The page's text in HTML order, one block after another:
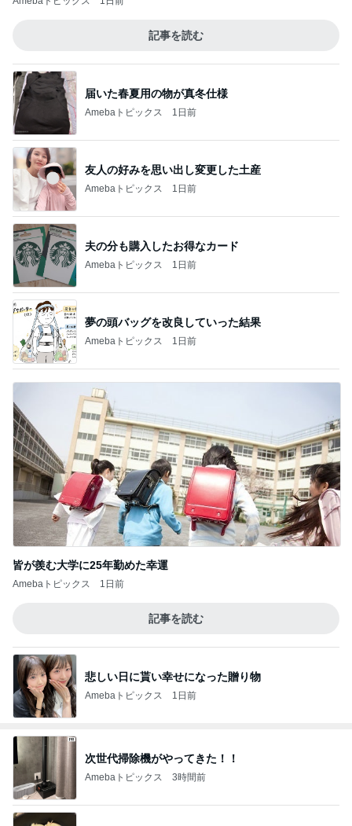
記事を読む
届いた春夏用の物が真冬仕様
Amebaトピックス 1日前
友人の好みを思い出し変更した土産
Amebaトピックス 1日前
夫の分も購入したお得なカード
Amebaトピックス 1日前
夢の頭バッグを改良していった結果
Amebaトピックス 1日前
皆が羨む大学に25年勤めた幸運
Amebaトピックス 1日前
記事を読む
悲しい日に貰い幸せになった贈り物
Amebaトピックス 1日前
次世代掃除機がやってきた！！
Amebaトピックス 3時間前